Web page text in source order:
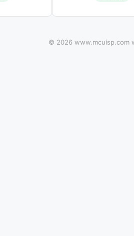
© 2026 www.mcuisp.com